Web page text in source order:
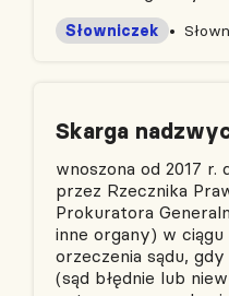
Słowniczek
Skarga
wnoszona od 2017 r.
przez Rzecznika
Prokuratora
inne organy) w
orzeczenia sądu,
(sąd błędnie lub